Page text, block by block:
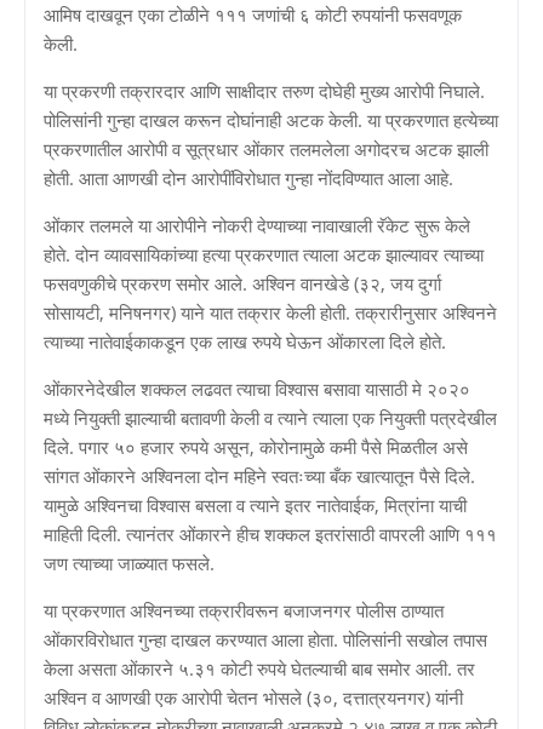
आमिष दाखवून एका टोळीने १११ जणांची ६ कोटी रुपयांनी फसवणूक
केली.
या प्रकरणी तक्रारदार आणि साक्षीदार तरुण दोघेही मुख्य आरोपी निघाले.
पोलिसांनी गुन्हा दाखल करून दोघांनाही अटक केली. या प्रकरणात हत्येच्या
प्रकरणातील आरोपी व सूत्रधार ओंकार तलमलेला अगोदरच अटक झाली
होती. आता आणखी दोन आरोपींविरोधात गुन्हा नोंदविण्यात आला आहे.
ओंकार तलमले या आरोपीने नोकरी देण्याच्या नावाखाली रॅकेट सुरू केले
होते. दोन व्यावसायिकांच्या हत्या प्रकरणात त्याला अटक झाल्यावर त्याच्या
फसवणुकीचे प्रकरण समोर आले. अश्विन वानखेडे (३२, जय दुर्गा
सोसायटी, मनिषनगर) याने यात तक्रार केली होती. तक्रारीनुसार अश्विनने
त्याच्या नातेवाईकाकडून एक लाख रुपये घेऊन ओंकारला दिले होते.
ओंकारनेदेखील शक्कल लढवत त्याचा विश्वास बसावा यासाठी मे २०२०
मध्ये नियुक्ती झाल्याची बतावणी केली व त्याने त्याला एक नियुक्ती पत्रदेखील
दिले. पगार ५० हजार रुपये असून, कोरोनामुळे कमी पैसे मिळतील असे
सांगत ओंकारने अश्विनला दोन महिने स्वतःच्या बँक खात्यातून पैसे दिले.
यामुळे अश्विनचा विश्वास बसला व त्याने इतर नातेवाईक, मित्रांना याची
माहिती दिली. त्यानंतर ओंकारने हीच शक्कल इतरांसाठी वापरली आणि १११
जण त्याच्या जाळ्यात फसले.
या प्रकरणात अश्विनच्या तक्रारीवरून बजाजनगर पोलीस ठाण्यात
ओंकारविरोधात गुन्हा दाखल करण्यात आला होता. पोलिसांनी सखोल तपास
केला असता ओंकारने ५.३१ कोटी रुपये घेतल्याची बाब समोर आली. तर
अश्विन व आणखी एक आरोपी चेतन भोसले (३०, दत्तात्रयनगर) यांनी